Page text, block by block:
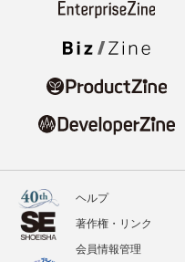
ヘルプ
著作権・リンク
会員情報管理